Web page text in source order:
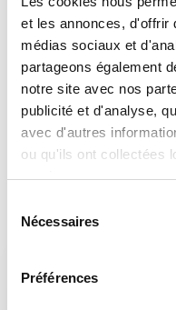
et les annonces, d'offrir
médias sociaux et
partageons également
notre site avec nos
publicité et d'analyse,
avec d'autres
ou qu'ils ont collectées
services.
Nécessaires
Préférences
Wing System
eenvoudige
Wing System